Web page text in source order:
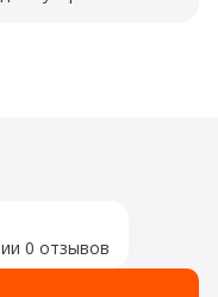
0 отзывов